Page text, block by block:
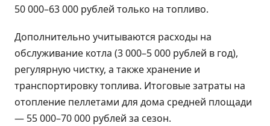
50 000–63 000 рублей только на топливо.
Дополнительно учитываются расходы на
обслуживание котла (3 000–5 000 рублей в год),
регулярную чистку, а также хранение и
транспортировку топлива. Итоговые затраты на
отопление пеллетами для дома средней площади
— 55 000–70 000 рублей за сезон.